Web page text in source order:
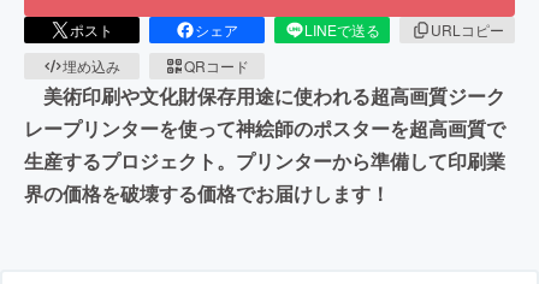
ポスト シェア LINEで送る
URLコピー
埋め込み
QRコード
美術印刷や文化財保存用途に使われる超高画質ジーク
レープリンターを使って神絵師のポスターを超高画質で
生産するプロジェクト。プリンターから準備して印刷業
界の価格を破壊する価格でお届けします！